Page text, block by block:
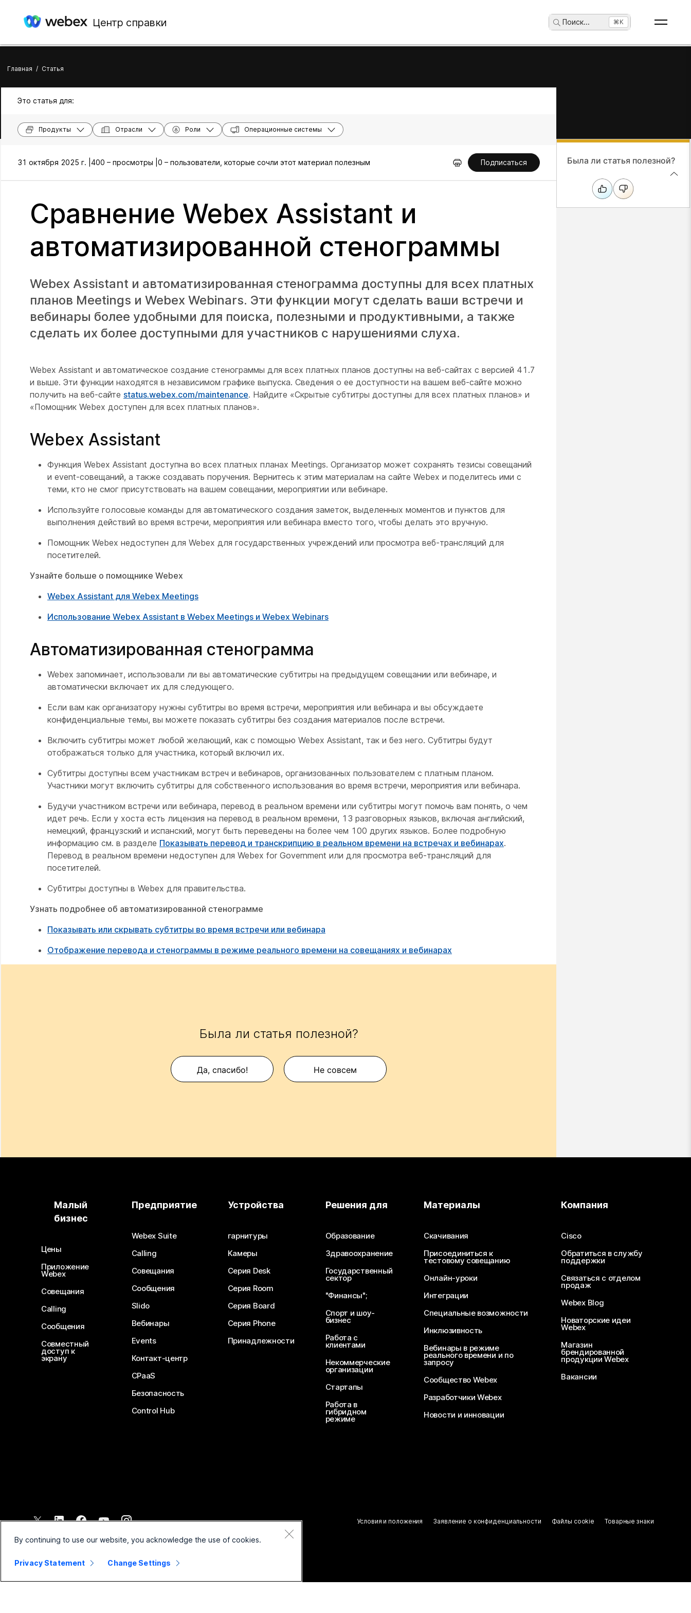
Центр справки Поиск... ⌘K
Главная / Статья
Это статья для:
Продукты Отрасли Роли Операционные системы
31 октября 2025 г. | 400 – просмотры | 0 – пользователи, которые сочли этот материал полезным Подписаться
Сравнение Webex Assistant и
автоматизированной стенограммы
Webex Assistant и автоматизированная стенограмма доступны для всех платных
планов Meetings и Webex Webinars. Эти функции могут сделать ваши встречи и
вебинары более удобными для поиска, полезными и продуктивными, а также
сделать их более доступными для участников с нарушениями слуха.
Webex Assistant и автоматическое создание стенограммы для всех платных планов доступны на веб-сайтах с версией 41.7
и выше. Эти функции находятся в независимом графике выпуска. Сведения о ее доступности на вашем веб-сайте можно
получить на веб-сайте status.webex.com/maintenance. Найдите «Скрытые субтитры доступны для всех платных планов» и
«Помощник Webex доступен для всех платных планов».
Webex Assistant
Функция Webex Assistant доступна во всех платных планах Meetings. Организатор может сохранять тезисы совещаний
и event-совещаний, а также создавать поручения. Вернитесь к этим материалам на сайте Webex и поделитесь ими с
теми, кто не смог присутствовать на вашем совещании, мероприятии или вебинаре.
Используйте голосовые команды для автоматического создания заметок, выделенных моментов и пунктов для
выполнения действий во время встречи, мероприятия или вебинара вместо того, чтобы делать это вручную.
Помощник Webex недоступен для Webex для государственных учреждений или просмотра веб-трансляций для
посетителей.
Узнайте больше о помощнике Webex
Webex Assistant для Webex Meetings
Использование Webex Assistant в Webex Meetings и Webex Webinars
Автоматизированная стенограмма
Webex запоминает, использовали ли вы автоматические субтитры на предыдущем совещании или вебинаре, и
автоматически включает их для следующего.
Если вам как организатору нужны субтитры во время встречи, мероприятия или вебинара и вы обсуждаете
конфиденциальные темы, вы можете показать субтитры без создания материалов после встречи.
Включить субтитры может любой желающий, как с помощью Webex Assistant, так и без него. Субтитры будут
отображаться только для участника, который включил их.
Субтитры доступны всем участникам встреч и вебинаров, организованных пользователем с платным планом.
Участники могут включить субтитры для собственного использования во время встречи, мероприятия или вебинара.
Будучи участником встречи или вебинара, перевод в реальном времени или субтитры могут помочь вам понять, о чем
идет речь. Если у хоста есть лицензия на перевод в реальном времени, 13 разговорных языков, включая английский,
немецкий, французский и испанский, могут быть переведены на более чем 100 других языков. Более подробную
информацию см. в разделе Показывать перевод и транскрипцию в реальном времени на встречах и вебинарах.
Перевод в реальном времени недоступен для Webex for Government или для просмотра веб-трансляций для
посетителей.
Субтитры доступны в Webex для правительства.
Узнать подробнее об автоматизированной стенограмме
Показывать или скрывать субтитры во время встречи или вебинара
Отображение перевода и стенограммы в режиме реального времени на совещаниях и вебинарах
Была ли статья полезной?
Да, спасибо! Не совсем
Была ли статья полезной?
Малый
бизнес
Цены
Приложение
Webex
Совещания
Calling
Сообщения
Совместный
доступ к
экрану
Предприятие
Webex Suite
Calling
Совещания
Сообщения
Slido
Вебинары
Events
Контакт-центр
CPaaS
Безопасность
Control Hub
Устройства
гарнитуры
Камеры
Серия Desk
Серия Room
Серия Board
Серия Phone
Принадлежности
Решения для
Образование
Здравоохранение
Государственный
сектор
"Финансы";
Спорт и шоу-
бизнес
Работа с
клиентами
Некоммерческие
организации
Стартапы
Работа в
гибридном
режиме
Материалы
Скачивания
Присоединиться к
тестовому совещанию
Онлайн-уроки
Интеграции
Специальные возможности
Инклюзивность
Вебинары в режиме
реального времени и по
запросу
Сообщество Webex
Разработчики Webex
Новости и инновации
Компания
Cisco
Обратиться в службу
поддержки
Связаться с отделом
продаж
Webex Blog
Новаторские идеи
Webex
Магазин
брендированной
продукции Webex
Вакансии
2026 Cisco и/или филиалы компании. Все права защищены.
Условия и положения Заявление о конфиденциальности Файлы cookie Товарные знаки
By continuing to use our website, you acknowledge the use of cookies.
Privacy Statement Change Settings